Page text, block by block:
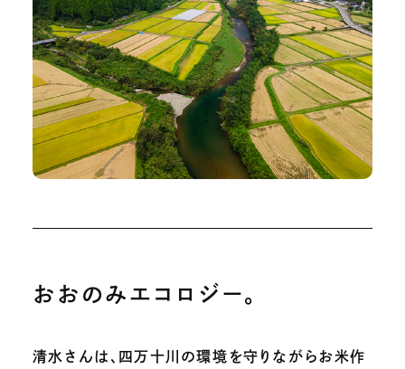
おおのみエコロジー。
清水さんは、四万十川の環境を守りながらお米作